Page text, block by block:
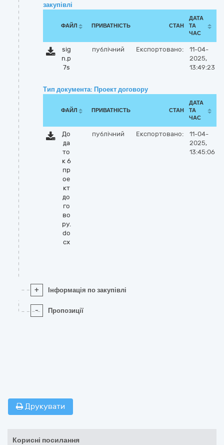
закупівлі
ФАЙЛ ПРИВАТНІСТЬ СТАН
ДАТА
ТА
ЧАС
sig
n.p
7s
публічний Експортовано:
11-04-
2025,
13:49:23
Тип документа: Проект договору
ФАЙЛ ПРИВАТНІСТЬ СТАН
ДАТА
ТА
ЧАС
До
да
то
к 6
пр
ое
кт
до
го
во
ру.
do
cx
публічний Експортовано:
11-04-
2025,
13:45:06
+ Інформація по закупівлі
- Пропозиції
Друкувати
Корисні посилання